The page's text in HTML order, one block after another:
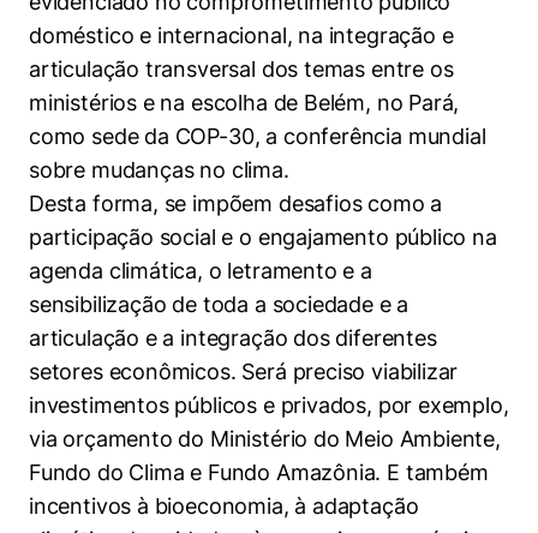
doméstico e internacional, na integração e
articulação transversal dos temas entre os
ministérios e na escolha de Belém, no Pará,
como sede da COP-30, a conferência mundial
sobre mudanças no clima.
Desta forma, se impõem desafios como a
participação social e o engajamento público na
agenda climática, o letramento e a
sensibilização de toda a sociedade e a
articulação e a integração dos diferentes
setores econômicos. Será preciso viabilizar
investimentos públicos e privados, por exemplo,
via orçamento do Ministério do Meio Ambiente,
Fundo do Clima e Fundo Amazônia. E também
incentivos à bioeconomia, à adaptação